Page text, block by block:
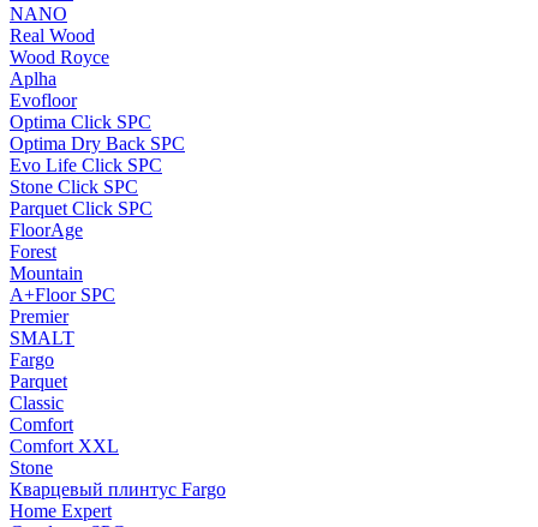
NANO
Real Wood
Wood Royce
Aplha
Evofloor
Optima Click SPC
Optima Dry Back SPC
Evo Life Click SPC
Stone Click SPC
Parquet Click SPC
FloorAge
Forest
Mountain
A+Floor SPC
Premier
SMALT
Fargo
Parquet
Classic
Comfort
Comfort XXL
Stone
Кварцевый плинтус Fargo
Home Expert